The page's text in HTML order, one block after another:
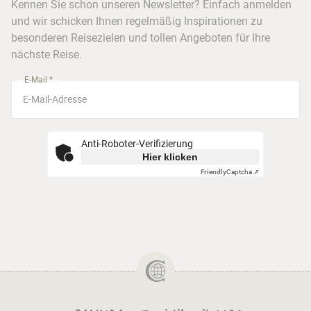
Barrierefreiheitserklärung
Kreuzfahrten
Busreisen
Frankfurt
Stuttgart
Kennen Sie schon unseren Newsletter? Einfach anmelden
und wir schicken Ihnen regelmäßig Inspirationen zu
besonderen Reisezielen und tollen Angeboten für Ihre
nächste Reise.
E-Mail *
Anti-Roboter-Verifizierung
Hier klicken
FriendlyCaptcha ⇗